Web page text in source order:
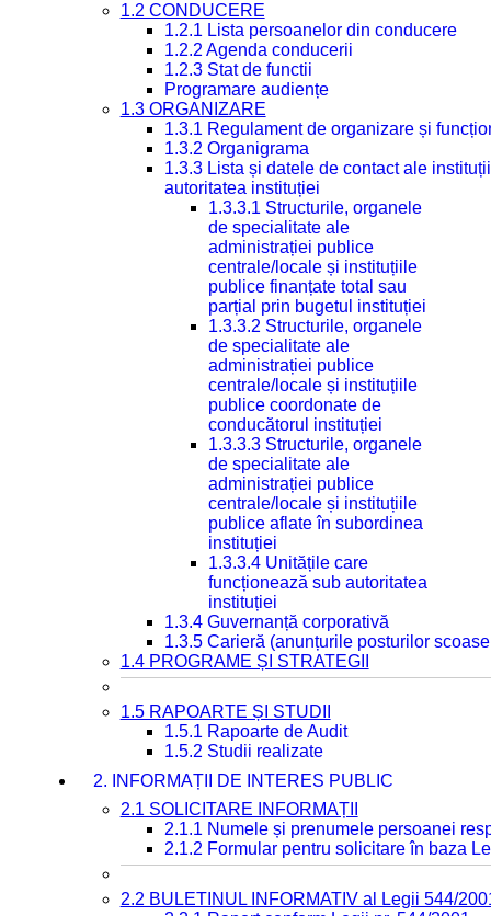
1.2 CONDUCERE
1.2.1 Lista persoanelor din conducere
1.2.2 Agenda conducerii
1.2.3 Stat de functii
Programare audiențe
1.3 ORGANIZARE
1.3.1 Regulament de organizare și
1.3.2 Organigrama
1.3.3 Lista și datele de contact ale
autoritatea instituției
1.3.3.1 Structurile, organele
de specialitate ale
administrației publice
centrale/locale și instituțiile
publice finanțate total sau
parțial prin bugetul instituției
1.3.3.2 Structurile, organele
de specialitate ale
administrației publice
centrale/locale și instituțiile
publice coordonate de
conducătorul instituției
1.3.3.3 Structurile, organele
de specialitate ale
administrației publice
centrale/locale și instituțiile
publice aflate în subordinea
instituției
1.3.3.4 Unitățile care
funcționează sub autoritatea
instituției
1.3.4 Guvernanță corporativă
1.3.5 Carieră (anunțurile posturilor
1.4 PROGRAME ȘI STRATEGII
1.5 RAPOARTE ȘI STUDII
1.5.1 Rapoarte de Audit
1.5.2 Studii realizate
2. INFORMAȚII DE INTERES PUBLIC
2.1 SOLICITARE INFORMAȚII
2.1.1 Numele și prenumele persoanei
2.1.2 Formular pentru solicitare în baza
2.2 BULETINUL INFORMATIV al Legii 544/